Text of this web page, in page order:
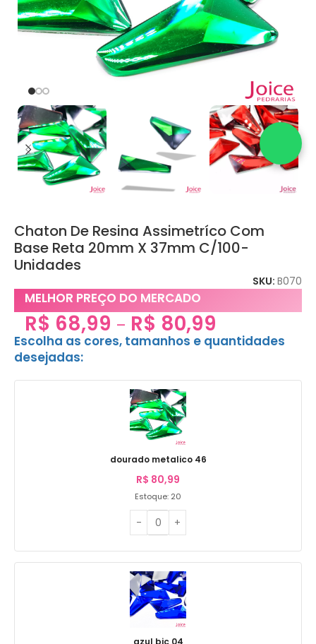
Chaton De Resina Assimetríco Com
Base Reta 20mm X 37mm C/100-
Unidades
SKU: B070
MELHOR PREÇO DO MERCADO
R$ 68,99 – R$ 80,99
Escolha as cores, tamanhos e quantidades
desejadas:
dourado metalico 46
R$ 80,99
Estoque: 20
azul bic 04